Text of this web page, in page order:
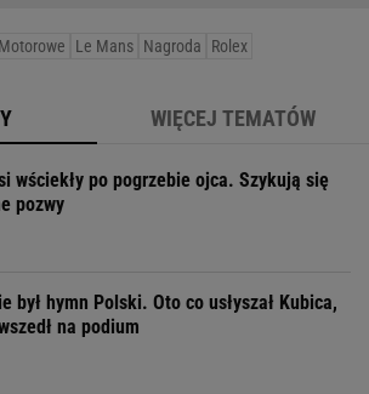
Le Mans Nagroda Rolex
WIĘCEJ TEMATÓW
wściekły po pogrzebie ojca. Szykują się
pozwy
był hymn Polski. Oto co usłyszał Kubica,
na podium